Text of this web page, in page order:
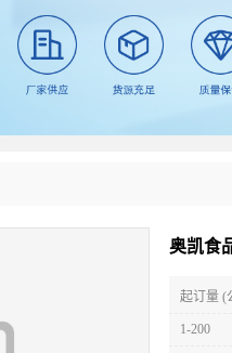
奥凯食
起订量 (
1-200